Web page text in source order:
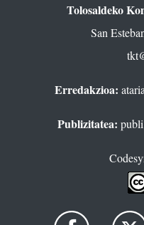
Tolosaldeko
San
Erredakzioa:
Publizitatea: